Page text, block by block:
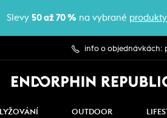
Slevy 50 až 70 % na vybrané
info o objednávkách:
LYŽOVÁNÍ OUTDOOR